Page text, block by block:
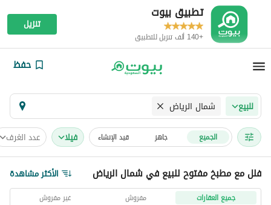
تطبيق بيوت
+140 ألف تنزيل للتطبيق
تنزيل
حفظ
للبيع شمال الرياض
الجميع جاهز قيد الإنشاء فیلا عدد الغرف
فلل مع مطبخ مفتوح للبيع في شمال الرياض الأكثر مشاهدة
جميع العقارات مفروش غير مفروش